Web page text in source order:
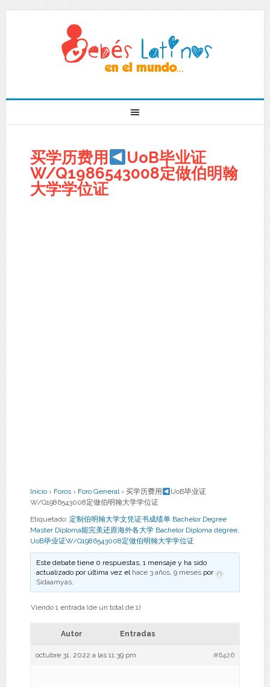
买学历费用
UoB毕业证
W/Q1986543008定做伯明翰
大学学位证
Inicio › Foros › Foro General › 买学历费用
UoB毕业证
W/Q1986543008定做伯明翰大学学位证
Etiquetado: 定制伯明翰大学文凭证书成绩单 Bachelor Degree
Master Diploma能完美还原海外各大学 Bachelor Diploma degree,
UoB毕业证W/Q1986543008定做伯明翰大学学位证
Este debate tiene 0 respuestas, 1 mensaje y ha sido
actualizado por última vez el hace 3 años, 9 meses por
Sidaamyas.
Viendo 1 entrada (de un total de 1)
Autor Entradas
octubre 31, 2022 a las 11:39 pm #6426